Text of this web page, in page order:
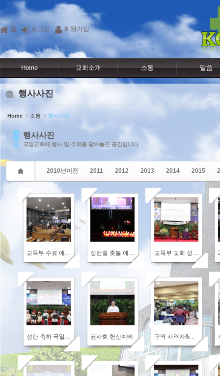
홈 로그인 회원가입
Home 교회소개 소통 말씀
행사사진
Home 소통 행사사진
행사사진
국일교회에 행사 및 추억을 담아놓은 공간입니다
2010년이전 2011 2012 2013 2014 2015
290 300
564
권사회 헌신예배
459 372